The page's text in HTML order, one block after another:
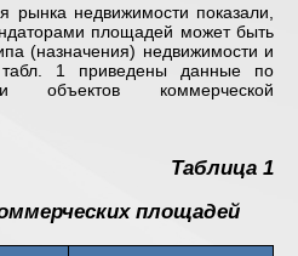
рынка недвижимости показали,
площадей может быть
(назначения) недвижимости и
1 приведены данные по
объектов коммерческой
Таблица 1
площадей